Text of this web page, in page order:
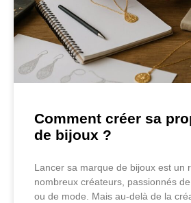
Comment créer sa
de bijoux ?
Lancer sa marque de bijoux est un
nombreux créateurs, passionnés
ou de mode. Mais au-delà de la